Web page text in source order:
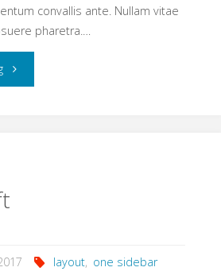
convallis ante. Nullam vitae
pharetra.…
"Sidebar
layout, one sidebar